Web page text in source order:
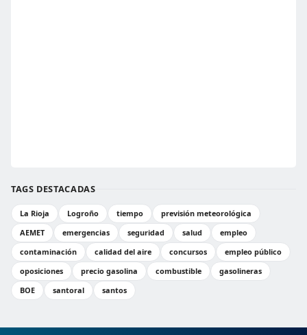
TAGS DESTACADAS
La Rioja Logroño tiempo
previsión meteorológica
AEMET
emergencias seguridad salud
empleo
contaminación
calidad del aire concursos
empleo público
oposiciones
precio gasolina combustible
gasolineras
BOE
santoral santos